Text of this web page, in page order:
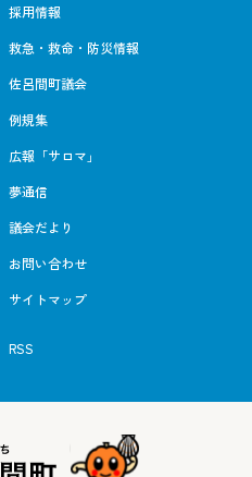
採用情報
救急・救命・防災情報
佐呂間町議会
例規集
広報「サロマ」
夢通信
議会だより
お問い合わせ
サイトマップ
RSS